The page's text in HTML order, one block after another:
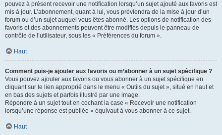
pouvez à présent recevoir une notification lorsqu’un sujet ajouté aux favoris est
mis à jour. L’abonnement, quant à lui, vous préviendra de la mise à jour d’un
forum ou d’un sujet auquel vous êtes abonné. Les options de notification des
favoris et des abonnements peuvent être modifiés depuis le panneau de
contrôle de l’utilisateur, sous les « Préférences du forum ».
Haut
Comment puis-je ajouter aux favoris ou m’abonner à un sujet spécifique ?
Vous pouvez ajouter aux favoris ou vous abonner à un sujet spécifique en
cliquant sur le lien approprié dans le menu « Outils du sujet », situé en haut et
en bas des sujets et parfois illustré par une image.
Répondre à un sujet tout en cochant la case « Recevoir une notification
lorsqu’une réponse est publiée » équivaut à vous abonner à ce sujet.
Haut